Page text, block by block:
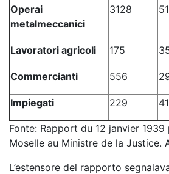
Operai
metalmeccanici
3128
Lavoratori agricoli 175
Commercianti 556
Impiegati 229
Fonte: Rapport du 12 janvier
Moselle au Ministre de la Justice.
L’estensore del rapporto